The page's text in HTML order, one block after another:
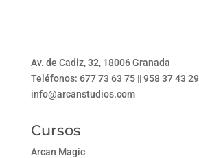
Av. de Cadiz, 32, 18006 Granada
Teléfonos: 677 73 63 75 || 958 37 43 29
info@arcanstudios.com
Cursos
Arcan Magic